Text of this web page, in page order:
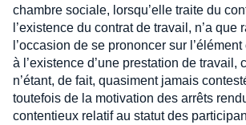
chambre sociale, lorsqu’elle traite du
l’existence du contrat de travail, n’a que
l’occasion de se prononcer sur
à l’existence d’une prestation de travail,
n’étant, de fait, quasiment jamais
toutefois de la motivation des arrêts
contentieux relatif au statut des